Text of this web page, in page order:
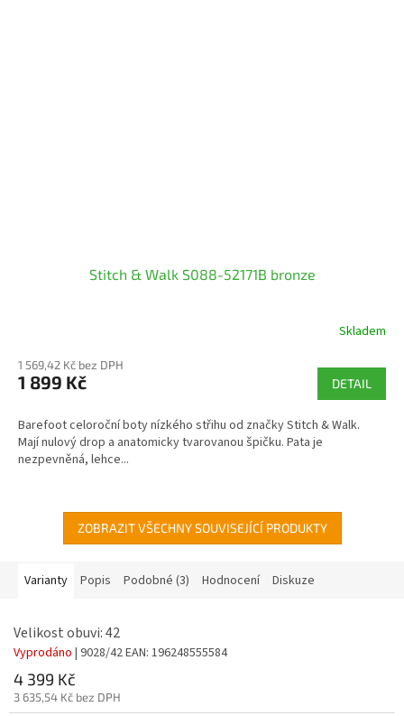
Stitch & Walk S088-52171B bronze
Skladem
1 569,42 Kč bez DPH
1 899 Kč DETAIL
Barefoot celoroční boty nízkého střihu od značky Stitch & Walk.
Mají nulový drop a anatomicky tvarovanou špičku. Pata je
nezpevněná, lehce...
ZOBRAZIT VŠECHNY SOUVISEJÍCÍ PRODUKTY
Varianty Popis Podobné (3) Hodnocení Diskuze
Velikost obuvi: 42
Vyprodáno | 9028/42EAN: 196248555584
4 399 Kč
3 635,54 Kč bez DPH